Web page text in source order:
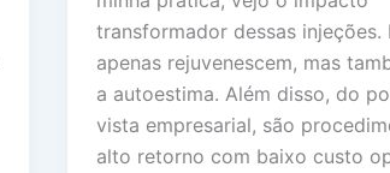
transformador dessas injeções.
apenas rejuvenescem, mas
a autoestima. Além disso, do
vista empresarial, são
alto retorno com baixo custo